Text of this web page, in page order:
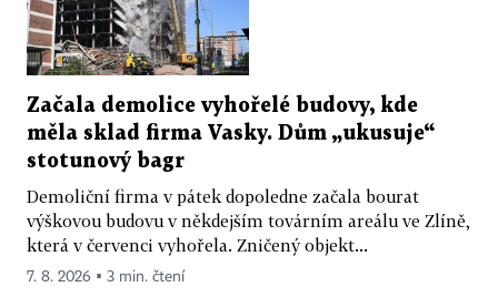
Začala demolice vyhořelé budovy, kde
měla sklad firma Vasky. Dům „ukusuje“
stotunový bagr
Demoliční firma v pátek dopoledne začala bourat
výškovou budovu v někdejším továrním areálu ve Zlíně,
která v červenci vyhořela. Zničený objekt...
7. 8. 2026 ▪ 3 min. čtení